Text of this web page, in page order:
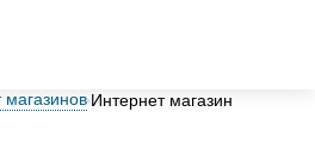
Интернет магазин